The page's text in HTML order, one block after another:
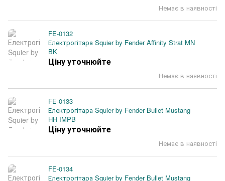
Немає в наявності
FE-0132
Електрогітара Squier by Fender Affinity Strat MN
BK
Немає в наявності
Ціну уточнюйте
FE-0133
Електрогітара Squier by Fender Bullet Mustang
HH IMPB
Немає в наявності
Ціну уточнюйте
FE-0134
Електрогітара Squier by Fender Bullet Mustang